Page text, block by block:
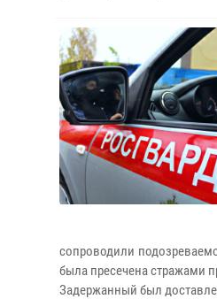
сопроводили
была пресечена стражами
Задержанный был